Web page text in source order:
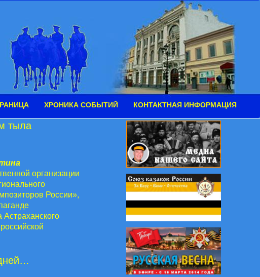
ХРОНИКА СОБЫТИЙ КОНТАКТНАЯ ИНФОРМАЦИЯ
тыла
организации
России»,
Астраханского